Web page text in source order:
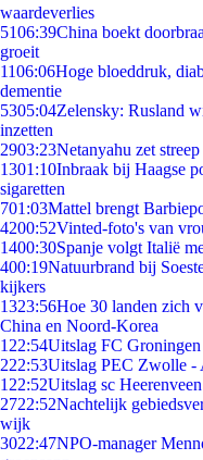
waardeverlies
5106:39China boekt
groeit
1106:06Hoge bloeddruk,
dementie
5305:04Zelensky: Rusland
inzetten
2903:23Netanyahu zet
1301:10Inbraak bij Haagse
sigaretten
701:03Mattel brengt
4200:52Vinted-foto's van
1400:30Spanje volgt Italië
400:19Natuurbrand bij
kijkers
1323:56Hoe 30 landen zich
China en Noord-Korea
1 22:54Uitslag FC
222:53Uitslag PEC Zwolle -
1 22:52Uitslag sc
2722:52Nachtelijk
wijk
3022:47NPO-manager